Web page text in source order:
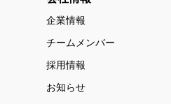
企業情報
チームメンバー
採用情報
お知らせ